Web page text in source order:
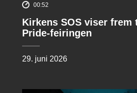
00:52
Kirkens SOS viser frem
Pride-feiringen
29. juni 2026